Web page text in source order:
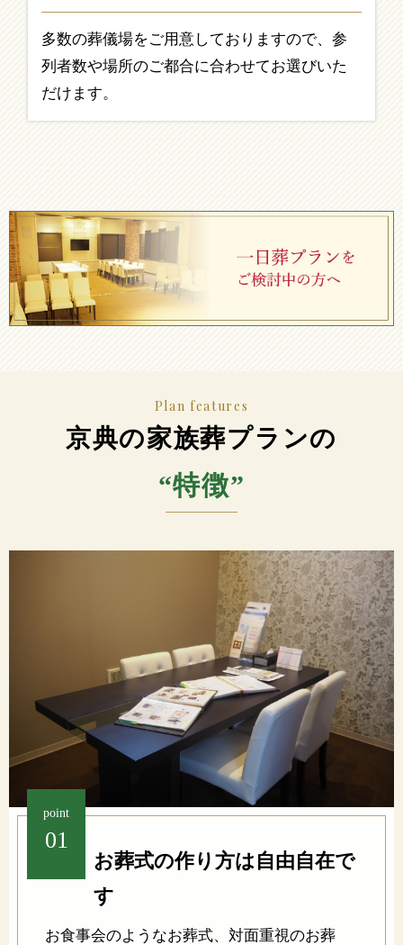
多数の葬儀場をご用意しておりますので、参
列者数や場所のご都合に合わせてお選びいた
だけます。
Plan features
京典の家族葬プランの
“特徴”
point
01
お葬式の作り方は自由自在で
す
お食事会のようなお葬式、対面重視のお葬